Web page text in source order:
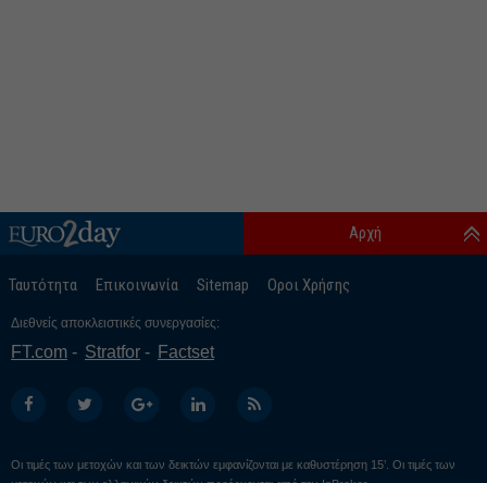
Ταυτότητα Επικοινωνία Sitemap Οροι Χρήσης
Αρχή
Διεθνείς αποκλειστικές συνεργασίες:
FT.com Stratfor Factset
Οι τιμές των μετοχών και των δεικτών εμφανίζονται με καθυστέρηση 15’. Οι τιμές των